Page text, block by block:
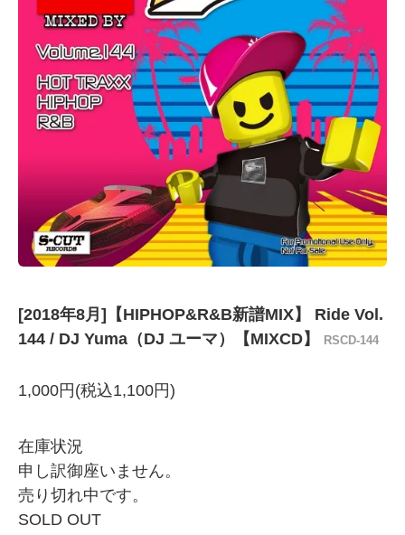
[2018年8月]【HIPHOP&R&B新譜MIX】 Ride Vol.
144 / DJ Yuma（DJ ユーマ）【MIXCD】
RSCD-144
1,000円(税込1,100円)
在庫状況
申し訳御座いません。
売り切れ中です。
SOLD OUT